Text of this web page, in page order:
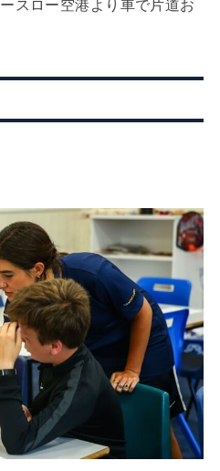
スロー空港より車で片道お